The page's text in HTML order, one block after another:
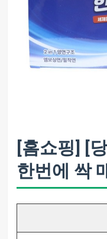
[홈쇼핑] [
한번에 싹